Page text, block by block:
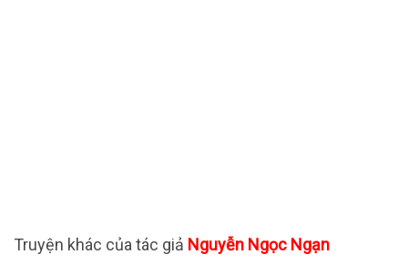
Truyện khác của tác giả Nguyễn Ngọc Ngạn